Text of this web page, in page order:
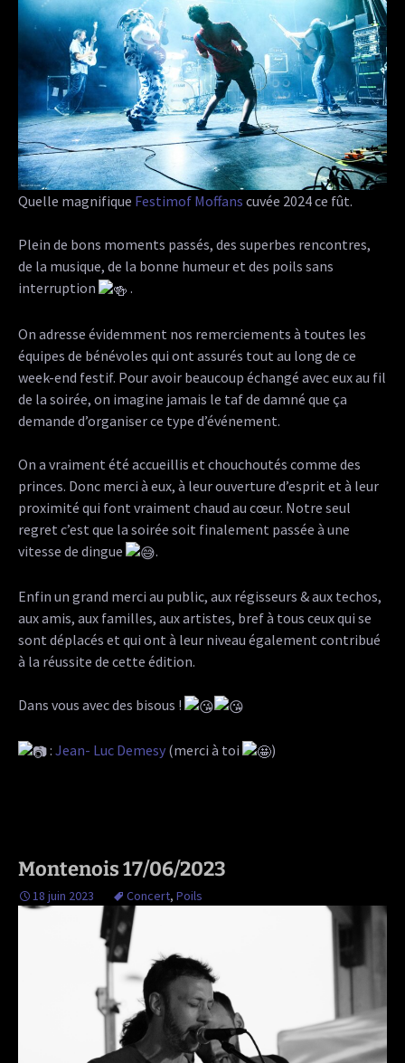
Quelle magnifique Festimof Moffans cuvée 2024 ce fût.
Plein de bons moments passés, des superbes rencontres,
de la musique, de la bonne humeur et des poils sans
interruption
.
On adresse évidemment nos remerciements à toutes les
équipes de bénévoles qui ont assurés tout au long de ce
week-end festif. Pour avoir beaucoup échangé avec eux au fil
de la soirée, on imagine jamais le taf de damné que ça
demande d’organiser ce type d’événement.
On a vraiment été accueillis et chouchoutés comme des
princes. Donc merci à eux, à leur ouverture d’esprit et à leur
proximité qui font vraiment chaud au cœur. Notre seul
regret c’est que la soirée soit finalement passée à une
vitesse de dingue
.
Enfin un grand merci au public, aux régisseurs & aux techos,
aux amis, aux familles, aux artistes, bref à tous ceux qui se
sont déplacés et qui ont à leur niveau également contribué
à la réussite de cette édition.
Dans vous avec des bisous !
: Jean- Luc Demesy (merci à toi )
Montenois 17/06/2023
18 juin 2023 Concert, Poils